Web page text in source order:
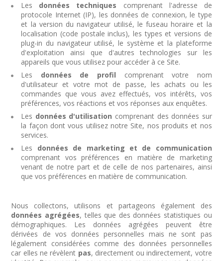
Les données techniques comprenant l'adresse de
protocole Internet (IP), les données de connexion, le type
et la version du navigateur utilisé, le fuseau horaire et la
localisation (code postale inclus), les types et versions de
plug-in du navigateur utilisé, le système et la plateforme
d'exploitation ainsi que d'autres technologies sur les
appareils que vous utilisez pour accéder à ce Site.
Les données de profil comprenant votre nom
d'utilisateur et votre mot de passe, les achats ou les
commandes que vous avez effectués, vos intérêts, vos
préférences, vos réactions et vos réponses aux enquêtes.
Les données d'utilisation comprenant des données sur
la façon dont vous utilisez notre Site, nos produits et nos
services.
Les données de marketing et de communication
comprenant vos préférences en matière de marketing
venant de notre part et de celle de nos partenaires, ainsi
que vos préférences en matière de communication.
Nous collectons, utilisons et partageons également des
données agrégées, telles que des données statistiques ou
démographiques. Les données agrégées peuvent être
dérivées de vos données personnelles mais ne sont pas
légalement considérées comme des données personnelles
car elles ne révèlent pas, directement ou indirectement, votre